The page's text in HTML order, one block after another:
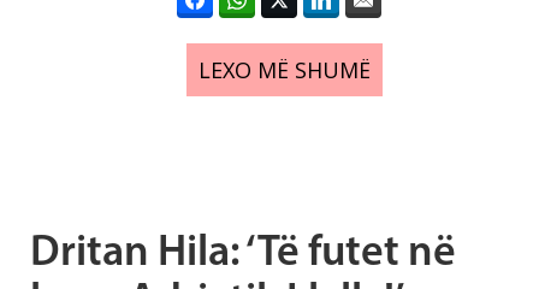
LEXO MË SHUMË
Dritan Hila: ‘Të futet në